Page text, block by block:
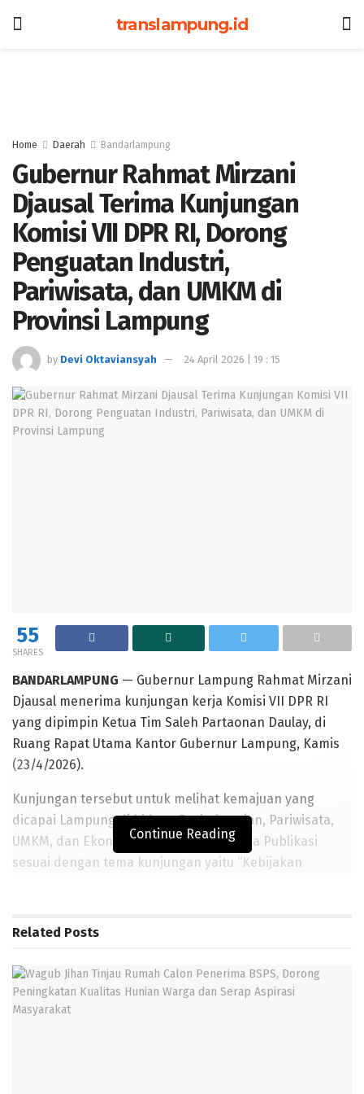
translampung.id
Home Daerah Bandarlampung
Gubernur Rahmat Mirzani
Djausal Terima Kunjungan
Komisi VII DPR RI, Dorong
Penguatan Industri,
Pariwisata, dan UMKM di
Provinsi Lampung
by Devi Oktaviansyah 24 April 2026 | 19 : 15
55
SHARES
BANDARLAMPUNG — Gubernur Lampung Rahmat Mirzani
Djausal menerima kunjungan kerja Komisi VII DPR RI
yang dipimpin Ketua Tim Saleh Partaonan Daulay, di
Ruang Rapat Utama Kantor Gubernur Lampung, Kamis
(23/4/2026).
Kunjungan tersebut untuk melihat kemajuan yang
dicapai Lampung di bidang Perindustrian, Pariwisata,
UMKM, dan Ekonomi Kreatif serta Sarana Publikasi
sesuai dengan tema kunjungan yaitu “Kebijakan
Lampung.”
Continue Reading
Related Posts